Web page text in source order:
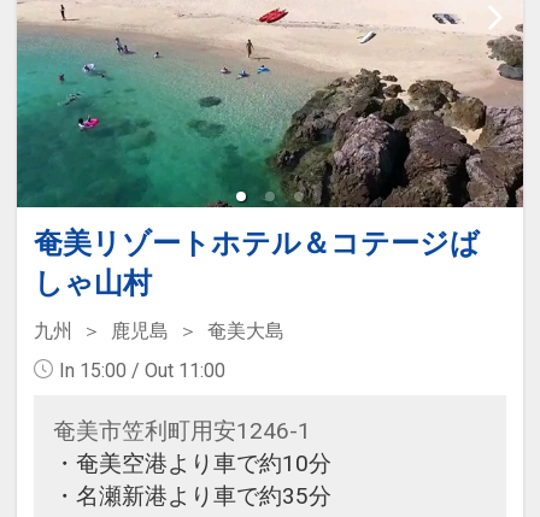
奄美リゾートホテル＆コテージば
しゃ山村
九州 鹿児島
奄美大島
In 15:00 / Out 11:00
奄美市笠利町用安1246-1
・奄美空港より車で約10分
・名瀬新港より車で約35分